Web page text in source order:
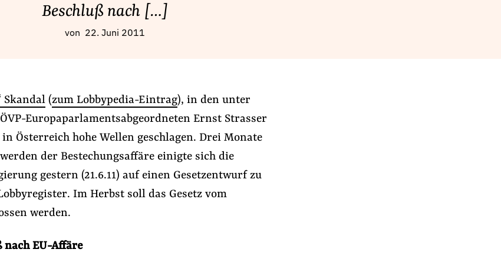
Beschluß nach […]
von 22. Juni 2011
Skandal (zum Lobbypedia-Eintrag), in den unter
Europaparlamentsabgeordneten Ernst Strasser
Österreich hohe Wellen geschlagen. Drei Monate
der Bestechungsaffäre einigte sich die
gestern (21.6.11) auf einen Gesetzentwurf zu
Im Herbst soll das Gesetz vom
werden.
nach EU-Affäre